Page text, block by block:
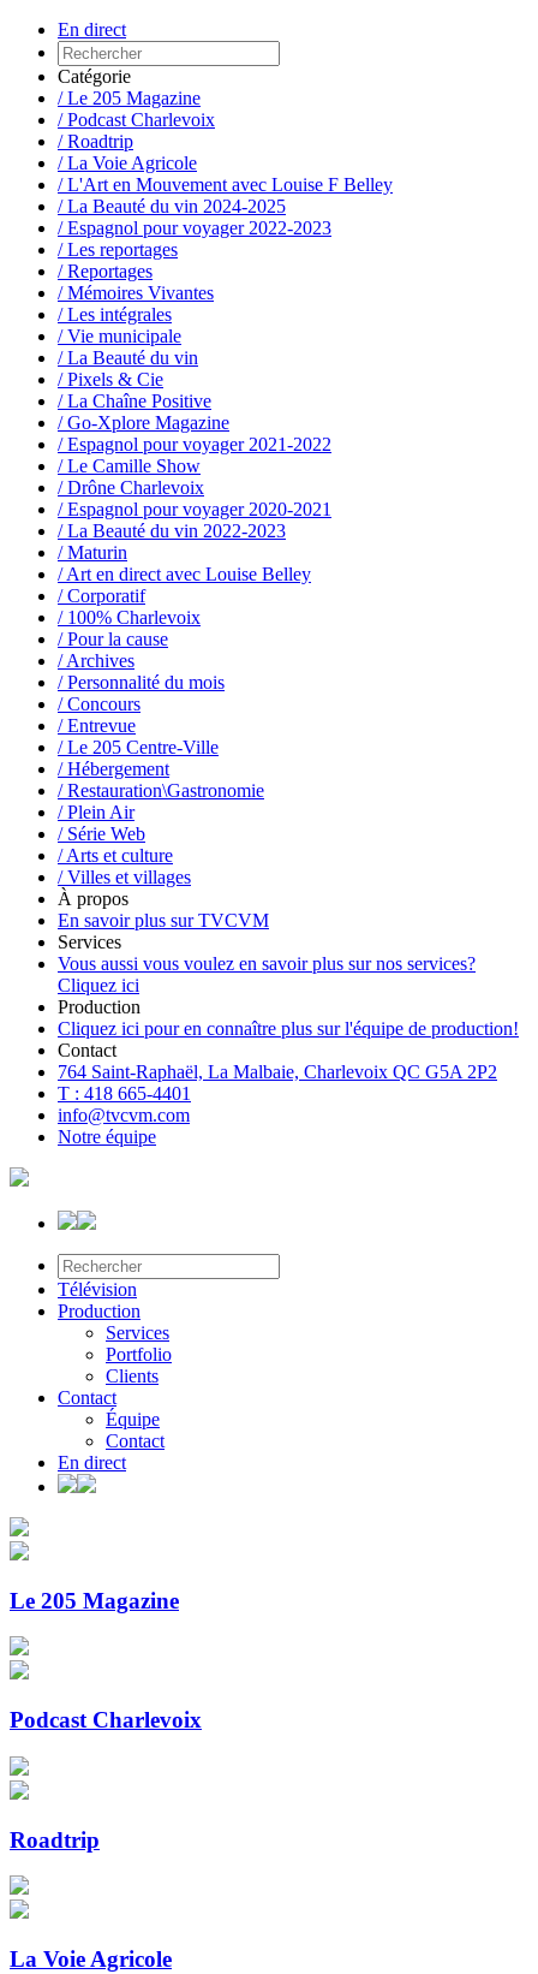
En direct
Catégorie
/ Le 205 Magazine
/ Podcast Charlevoix
/ Roadtrip
/ La Voie Agricole
/ L'Art en Mouvement avec Louise F Belley
/ La Beauté du vin 2024-2025
/ Espagnol pour voyager 2022-2023
/ Les reportages
/ Reportages
/ Mémoires Vivantes
/ Les intégrales
/ Vie municipale
/ La Beauté du vin
/ Pixels & Cie
/ La Chaîne Positive
/ Go-Xplore Magazine
/ Espagnol pour voyager 2021-2022
/ Le Camille Show
/ Drône Charlevoix
/ Espagnol pour voyager 2020-2021
/ La Beauté du vin 2022-2023
/ Maturin
/ Art en direct avec Louise Belley
/ Corporatif
/ 100% Charlevoix
/ Pour la cause
/ Archives
/ Personnalité du mois
/ Concours
/ Entrevue
/ Le 205 Centre-Ville
/ Hébergement
/ Restauration\Gastronomie
/ Plein Air
/ Série Web
/ Arts et culture
/ Villes et villages
À propos
En savoir plus sur TVCVM
Services
Vous aussi vous voulez en savoir plus sur nos services?
Cliquez ici
Production
Cliquez ici pour en connaître plus sur l'équipe de production!
Contact
764 Saint-Raphaël, La Malbaie, Charlevoix QC G5A 2P2
T : 418 665-4401
info@tvcvm.com
Notre équipe
Télévision
Production
Services
Portfolio
Clients
Contact
Équipe
Contact
En direct
Le 205 Magazine
Podcast Charlevoix
Roadtrip
La Voie Agricole